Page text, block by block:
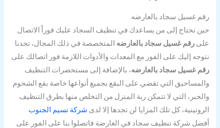
رقم غسيل سجاد بالعارضه
حين تحتاج إلى من يساعدك في تنظيف السجاد عليك فوراً الاتصال
علىرقم غسيل سجاد بالعارضه المتخصصة في ذلك المجال، تجدنا
نتوجه إليك على الفور مع المعدات والأدوات اللازمة فور اتصالك على
رقم غسيل سجاد بالعارضه، بالإضافة إلى مستحضرات التنظيف
والمساحيق التي تقضي على البقع بجميع أنواعها خاصة بقع الشحوم
والحبر، التي لا تتمكن ربة المنزل من التخلص منها بطرق التنظيف
الروتينية، كل تلك المزايا لن تجدها إلا لدى شركة نسيم الجنوب
أفضل شركة تنظيف سجاد في العارضة فاتصلوا بنا على الفور على